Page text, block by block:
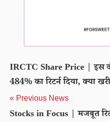
IRCTC Share Price | इस
484% का रिटर्न दिया, क्या
« Previous News
Stocks in Focus | मजबूत